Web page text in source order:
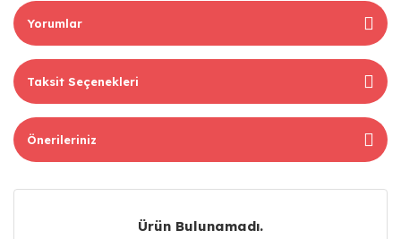
Yorumlar
Taksit Seçenekleri
Önerileriniz
Ürün Bulunamadı.